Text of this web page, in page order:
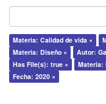
Materia: Calidad de vida ×
Materia: Diseño ×
Autor:
Has File(s): true ×
Materia:
Fecha: 2020 ×